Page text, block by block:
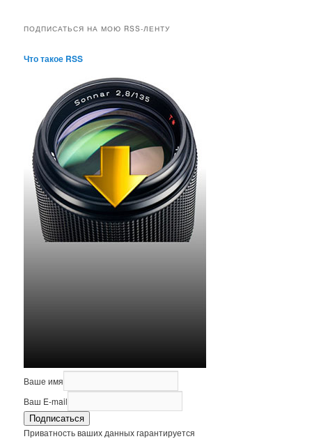
ПОДПИСАТЬСЯ НА МОЮ RSS-ЛЕНТУ
Что такое RSS
Ваше имя
Ваш E-mail
Подписаться
Приватность ваших данных гарантируется